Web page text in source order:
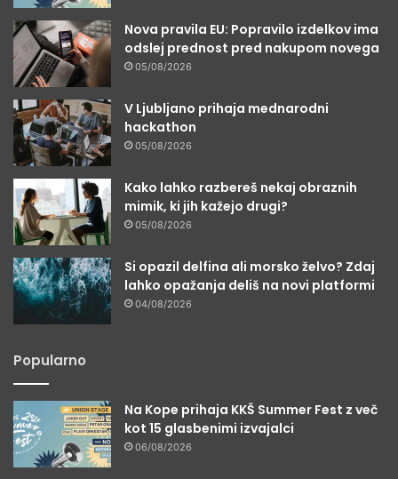
Nova pravila EU: Popravilo izdelkov ima
odslej prednost pred nakupom novega
05/08/2026
V Ljubljano prihaja mednarodni
hackathon
05/08/2026
Kako lahko razbereš nekaj obraznih
mimik, ki jih kažejo drugi?
05/08/2026
Si opazil delfina ali morsko želvo? Zdaj
lahko opažanja deliš na novi platformi
04/08/2026
Popularno
Na Kope prihaja KKŠ Summer Fest z več
kot 15 glasbenimi izvajalci
06/08/2026